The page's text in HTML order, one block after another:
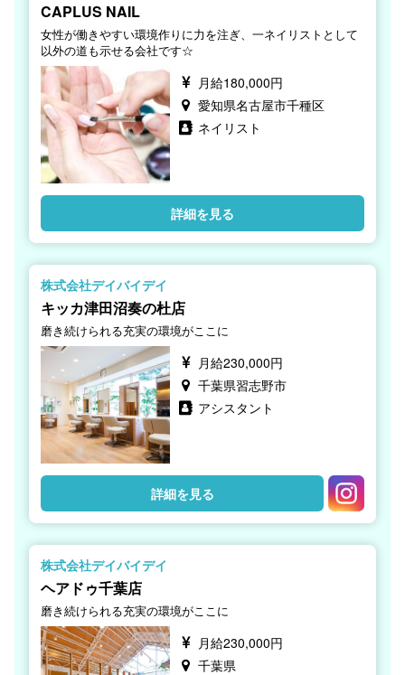
CAPLUS NAIL
女性が働きやすい環境作りに力を注ぎ、一ネイリストとして
以外の道も示せる会社です☆
月給180,000円
愛知県名古屋市千種区
ネイリスト
詳細を見る
株式会社デイバイデイ
キッカ津田沼奏の杜店
磨き続けられる充実の環境がここに
月給230,000円
千葉県習志野市
アシスタント
詳細を見る
株式会社デイバイデイ
ヘアドゥ千葉店
磨き続けられる充実の環境がここに
月給230,000円
千葉県